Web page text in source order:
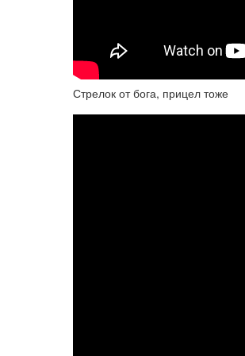
Стрелок от бога, прицел тоже